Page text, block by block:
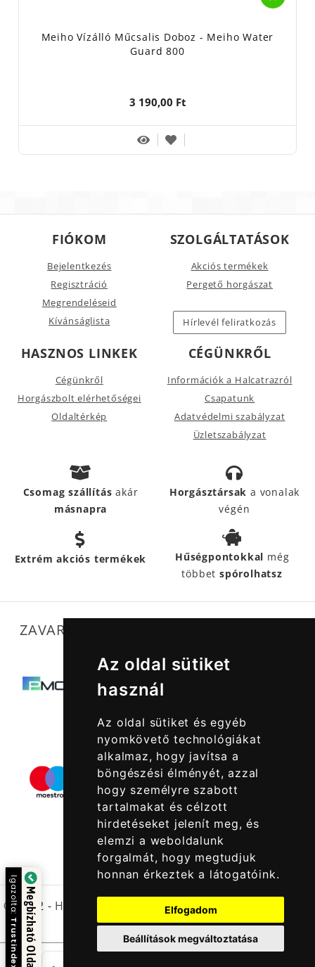
Az oldal sütiket
használ
Az oldal sütiket és egyéb
nyomkövető technológiákat
alkalmaz, hogy javítsa a
böngészési élményét, azzal
hogy személyre szabott
tartalmakat és célzott
hirdetéseket jelenít meg, és
elemzi a weboldalunk
forgalmát, hogy megtudjuk
honnan érkeztek a látogatóink.
Elfogadom
Beállítások megváltoztatása
Meiho Vízálló Műcsalis Doboz - Meiho Water
Guard 800
3 190,00 Ft
FIÓKOM
Bejelentkezés
Regisztráció
Megrendeléseid
Kívánságlista
SZOLGÁLTATÁSOK
Akciós termékek
Pergető horgászat
Hírlevél feliratkozás
HASZNOS LINKEK
Cégünkről
Horgászbolt elérhetőségei
Oldaltérkép
CÉGÜNKRŐL
Információk a Halcatrazról
Csapatunk
Adatvédelmi szabályzat
Üzletszabályzat
Csomag szállításakár
másnapra
Horgásztársak a vonalak
végén
Extrém akciós termékek Hűségpontokkal még
többetspórolhatsz
ZAVARTALAN MŰKÖDÉSÜNKET SEGÍTIK
© 2022 - Halcatraz Kft.
Megbízható Oldal
Igazolta:
Trustindex